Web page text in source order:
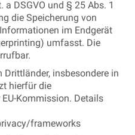
a DSGVO und § 25 Abs. 1
die Speicherung von
im Endgerät
umfasst. Die
insbesondere in
hierfür die
Kommission. Details
frameworks